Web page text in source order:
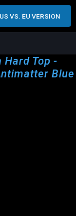
VS. EU VERSION
Hard Top -
Blue